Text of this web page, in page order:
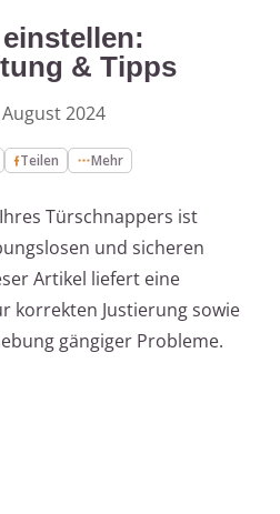
& Tipps
2024
Teilen Mehr
Türschnappers ist
und sicheren
Artikel liefert eine
korrekten Justierung sowie
gängiger Probleme.